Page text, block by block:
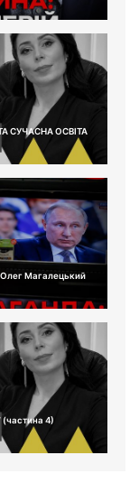
СУЧАСНА ОСВІТА
Магалецький
(частина 4)